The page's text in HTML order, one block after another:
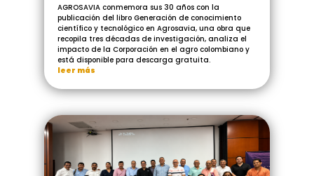
AGROSAVIA conmemora sus 30 años con la
publicación del libro Generación de conocimiento
científico y tecnológico en Agrosavia, una obra que
recopila tres décadas de investigación, analiza el
impacto de la Corporación en el agro colombiano y
está disponible para descarga gratuita.
leer más